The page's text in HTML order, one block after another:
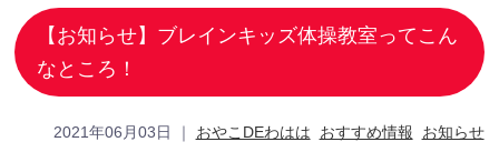
【お知らせ】ブレインキッズ体操教室ってこん
なところ！
2021年06月03日 ｜ おやこDEわはは おすすめ情報 お知らせ